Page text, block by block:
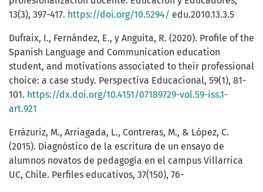
13(3), 397-417. https://doi.org/10.5294/ edu.2010.13.3.5
Dufraix, I., Fernández, E., y Anguita, R. (2020). Profile of the
Spanish Language and Communication education
student, and motivations associated to their professional
choice: a case study. Perspectiva Educacional, 59(1), 81-
101. https://dx.doi.org/10.4151/07189729-vol.59-iss.1-
art.921
Errázuriz, M., Arriagada, L., Contreras, M., & López, C.
(2015). Diagnóstico de la escritura de un ensayo de
alumnos novatos de pedagogía en el campus Villarrica
UC, Chile. Perfiles educativos, 37(150), 76-